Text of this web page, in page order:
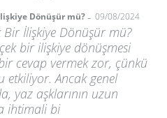
Dönüşür mü? - 09/08/2024
Bir İlişkiye Dönüşür mü?
bir ilişkiye dönüşmesi
cevap vermek zor, çünkü
Ancak genel
yaz aşklarının uzun
ihtimali bi